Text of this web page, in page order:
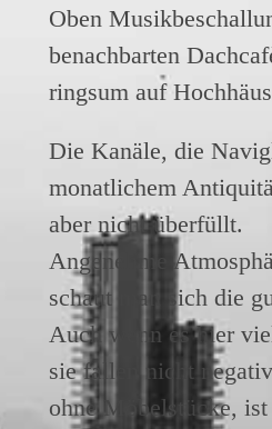
Oben
benachbarten
ringsum auf
Die Kanäle, die
monatlichem
aber nicht überfüllt.
Angenehme
schaut man sich die
Auch wenn es hier
sie fallen nicht
ohne Möbelstücke,